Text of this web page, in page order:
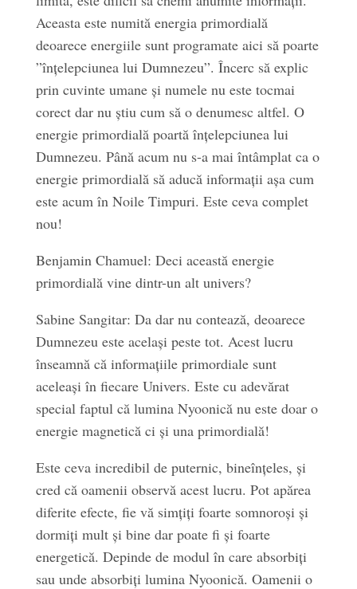
Aceasta este numită energia primordială
deoarece energiile sunt programate aici să poarte
”înțelepciunea lui Dumnezeu”. Încerc să explic
prin cuvinte umane și numele nu este tocmai
corect dar nu știu cum să o denumesc altfel. O
energie primordială poartă înțelepciunea lui
Dumnezeu. Până acum nu s-a mai întâmplat ca o
energie primordială să aducă informații așa cum
este acum în Noile Timpuri. Este ceva complet
nou!
Benjamin Chamuel: Deci această energie
primordială vine dintr-un alt univers?
Sabine Sangitar: Da dar nu contează, deoarece
Dumnezeu este același peste tot. Acest lucru
înseamnă că informațiile primordiale sunt
aceleași în fiecare Univers. Este cu adevărat
special faptul că lumina Nyoonică nu este doar o
energie magnetică ci și una primordială!
Este ceva incredibil de puternic, bineînțeles, și
cred că oamenii observă acest lucru. Pot apărea
diferite efecte, fie vă simțiți foarte somnoroși și
dormiți mult și bine dar poate fi și foarte
energetică. Depinde de modul în care absorbiți
sau unde absorbiți lumina Nyoonică. Oamenii o